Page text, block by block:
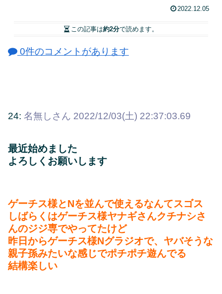
2022.12.05
この記事は約2分で読めます。
0件のコメントがあります
24: 名無しさん 2022/12/03(土) 22:37:03.69
最近始めました
よろしくお願いします
ゲーチス様とNを並んで使えるなんてスゴス
しばらくはゲーチス様ヤナギさんクチナシさ
んのジジ専でやってたけど
昨日からゲーチス様Nグラジオで、ヤバそうな
親子孫みたいな感じでポチポチ遊んでる
結構楽しい